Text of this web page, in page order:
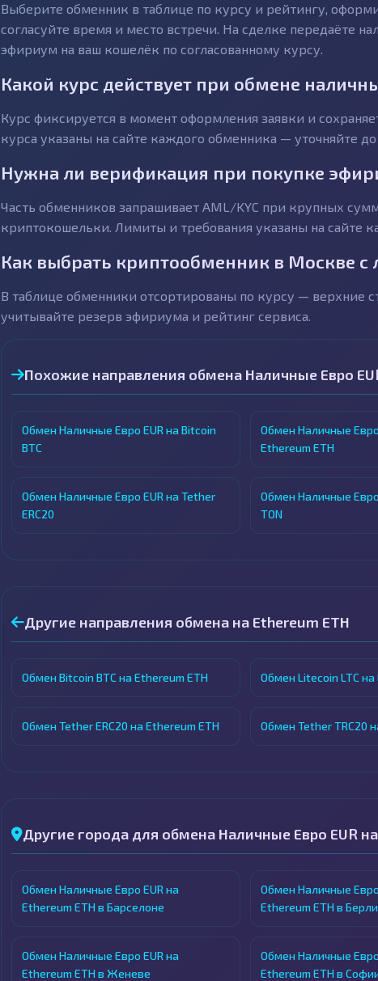
Выберите обменник в таблице по курсу и рейтингу,
согласуйте время и место встречи. На сделке передаёте
эфириум на ваш кошелёк по согласованному курсу.
Какой курс действует при обмене
Курс фиксируется в момент оформления заявки и
курса указаны на сайте каждого обменника — уточняйте до
Нужна ли верификация при покупке
Часть обменников запрашивает AML/KYC при крупных
криптокошельки. Лимиты и требования указаны на сайте
Как выбрать криптообменник в Москве
В таблице обменники отсортированы по курсу — верхние
учитывайте резерв эфириума и рейтинг сервиса.
Похожие направления обмена Наличные Евро
Обмен Наличные Евро EUR на Bitcoin
BTC
Обмен Наличные Евро
Ethereum ETH
Обмен Наличные Евро EUR на Tether
ERC20
Обмен Наличные
TON
Другие направления обмена на Ethereum ETH
Обмен Bitcoin BTC на Ethereum ETH Обмен Litecoin LTC на
Обмен Tether ERC20 на Ethereum ETH Обмен Tether TRC20
Другие города для обмена Наличные Евро EUR
Обмен Наличные Евро EUR на
Ethereum ETH в Барселоне
Обмен Наличные Евро
Ethereum ETH в
Обмен Наличные Евро EUR на
Ethereum ETH в Женеве
Обмен Наличные Евро
Ethereum ETH в